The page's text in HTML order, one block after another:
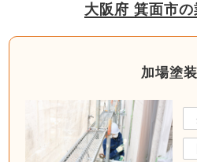
大阪府 箕面市
加場塗